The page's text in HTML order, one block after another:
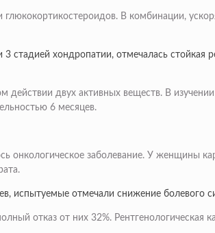
В комбинации,
стадией хондропатии, отмечалась
двух активных веществ. В
6 месяцев.
онкологическое заболевание. У
испытуемые отмечали снижение
отказ от них 32%. Рентгенологическая